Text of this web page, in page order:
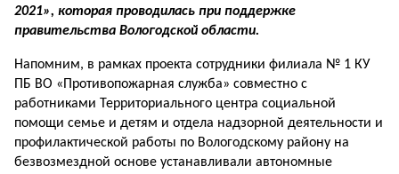
2021», которая проводилась при поддержке
правительства Вологодской области.
Напомним, в рамках проекта сотрудники филиала № 1 КУ
ПБ ВО «Противопожарная служба» совместно с
работниками Территориального центра социальной
помощи семье и детям и отдела надзорной деятельности и
профилактической работы по Вологодскому району на
безвозмездной основе устанавливали автономные